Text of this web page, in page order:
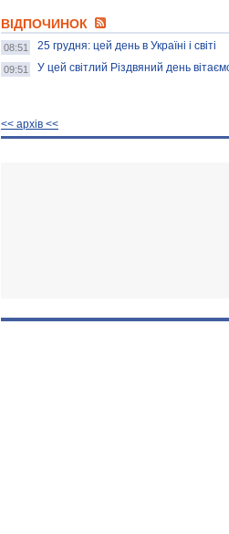
ВІДПОЧИНОК
08:51 25 грудня: цей день в Україні і світі
09:51 У цей світлий Різдвяний день
<< архiв <<